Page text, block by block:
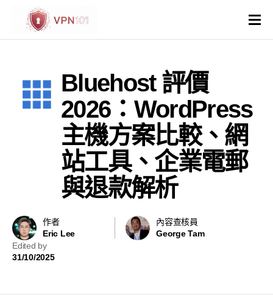
VPN比較
VPN操作系統和裝置
其他
虛擬主機
Bluehost 評價
2026：WordPress
主機方案比較、網
站工具、企業電郵
與退款解析
作者
Eric Lee
內容查核員
George Tam
Edited by
31/10/2025